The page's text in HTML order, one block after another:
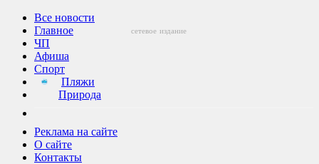
Все новости
Главное
ЧП
Афиша
Спорт
Пляжи
Природа
Реклама на сайте
О сайте
Контакты
сетевое издание